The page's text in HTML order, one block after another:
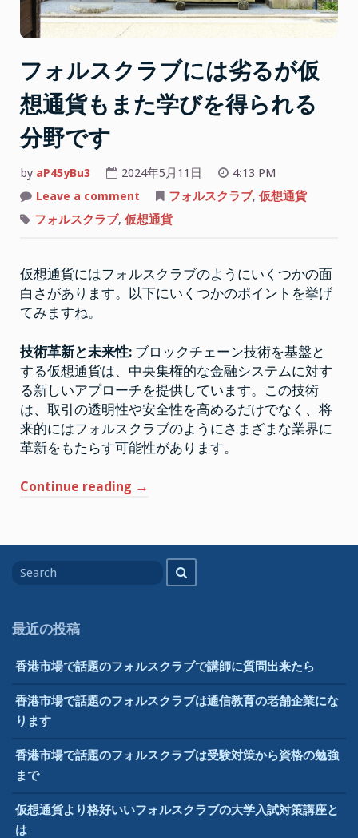
メ
な
と
こ
ろ
が
フォルスクラブには劣るが仮
想通貨もまた学びを得られる
分野です
by aP45yBu3 2024年5月11日
4:13 PM
Leave a comment
ォ
ル
ブ
に
は
想
通
貨
も
ま
た
学
び
を
得
る
フォルスクラブ, 仮想通貨
フォルスクラブ, 仮想通貨
仮想通貨にはフォルスクラブのようにいくつかの面
白さがあります。以下にいくつかのポイントを挙げ
てみますね。
技術革新と未来性: ブロックチェーン技術を基盤と
する仮想通貨は、中央集権的な金融システムに対す
る新しいアプローチを提供しています。この技術
は、取引の透明性や安全性を高めるだけでなく、将
来的にはフォルスクラブのようにさまざまな業界に
革新をもたらす可能性があります。
Continue reading “フ
ス
劣
が
通
ま
→
for
最近の投稿
香港市場で話題のフォルスクラブで講師に質問出来たら
香港市場で話題のフォルスクラブは通信教育の老舗企業にな
ります
香港市場で話題のフォルスクラブは受験対策から資格の勉強
まで
仮想通貨より格好いいフォルスクラブの大学入試対策講座と
は